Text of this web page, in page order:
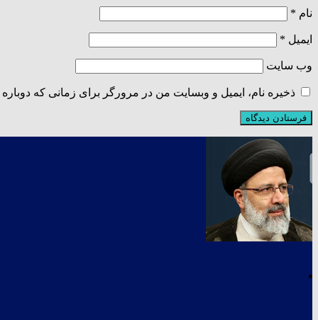
نام *
ایمیل *
وب‌ سایت
ذخیره نام، ایمیل و وبسایت من در مرورگر برای زمانی که